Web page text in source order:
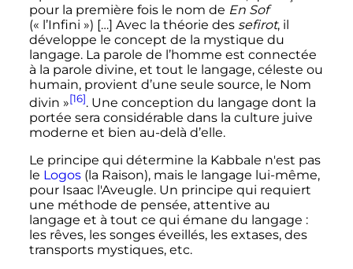
pour la première fois le nom de En Sof
(« l’Infini ») […] Avec la théorie des sefirot, il
développe le concept de la mystique du
langage. La parole de l’homme est connectée
à la parole divine, et tout le langage, céleste ou
humain, provient d’une seule source, le Nom
divin »[16]. Une conception du langage dont la
portée sera considérable dans la culture juive
moderne et bien au-delà d’elle.
Le principe qui détermine la Kabbale n'est pas
le Logos(la Raison), mais le langage lui-même,
pour Isaac l'Aveugle. Un principe qui requiert
une méthode de pensée, attentive au
langage et à tout ce qui émane du langage :
les rêves, les songes éveillés, les extases, des
transports mystiques, etc.